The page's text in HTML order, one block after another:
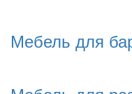
Мебель для